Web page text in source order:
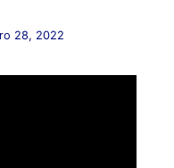
28, 2022